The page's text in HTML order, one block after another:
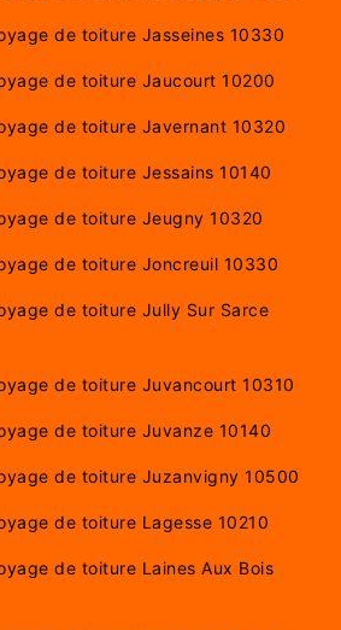
de toiture Jasseines 10330
de toiture Jaucourt 10200
de toiture Javernant 10320
de toiture Jessains 10140
de toiture Jeugny 10320
de toiture Joncreuil 10330
de toiture Jully Sur Sarce
de toiture Juvancourt 10310
de toiture Juvanze 10140
de toiture Juzanvigny 10500
de toiture Lagesse 10210
de toiture Laines Aux Bois